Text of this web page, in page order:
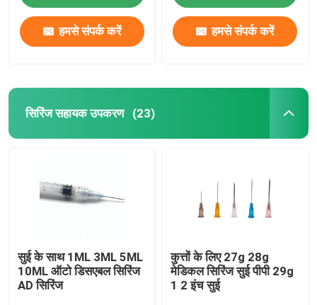
हमसे संपर्क करें हमसे संपर्क करें
सिरिंज सहायक उपकरण (23)
सुई के साथ 1ML 3ML 5ML
10ML ऑटो डिसएबल सिरिंज
AD सिरिंज
कुत्तों के लिए 27g 28g
मेडिकल सिरिंज सुई पीपी 29g
1 2 इंच सुई